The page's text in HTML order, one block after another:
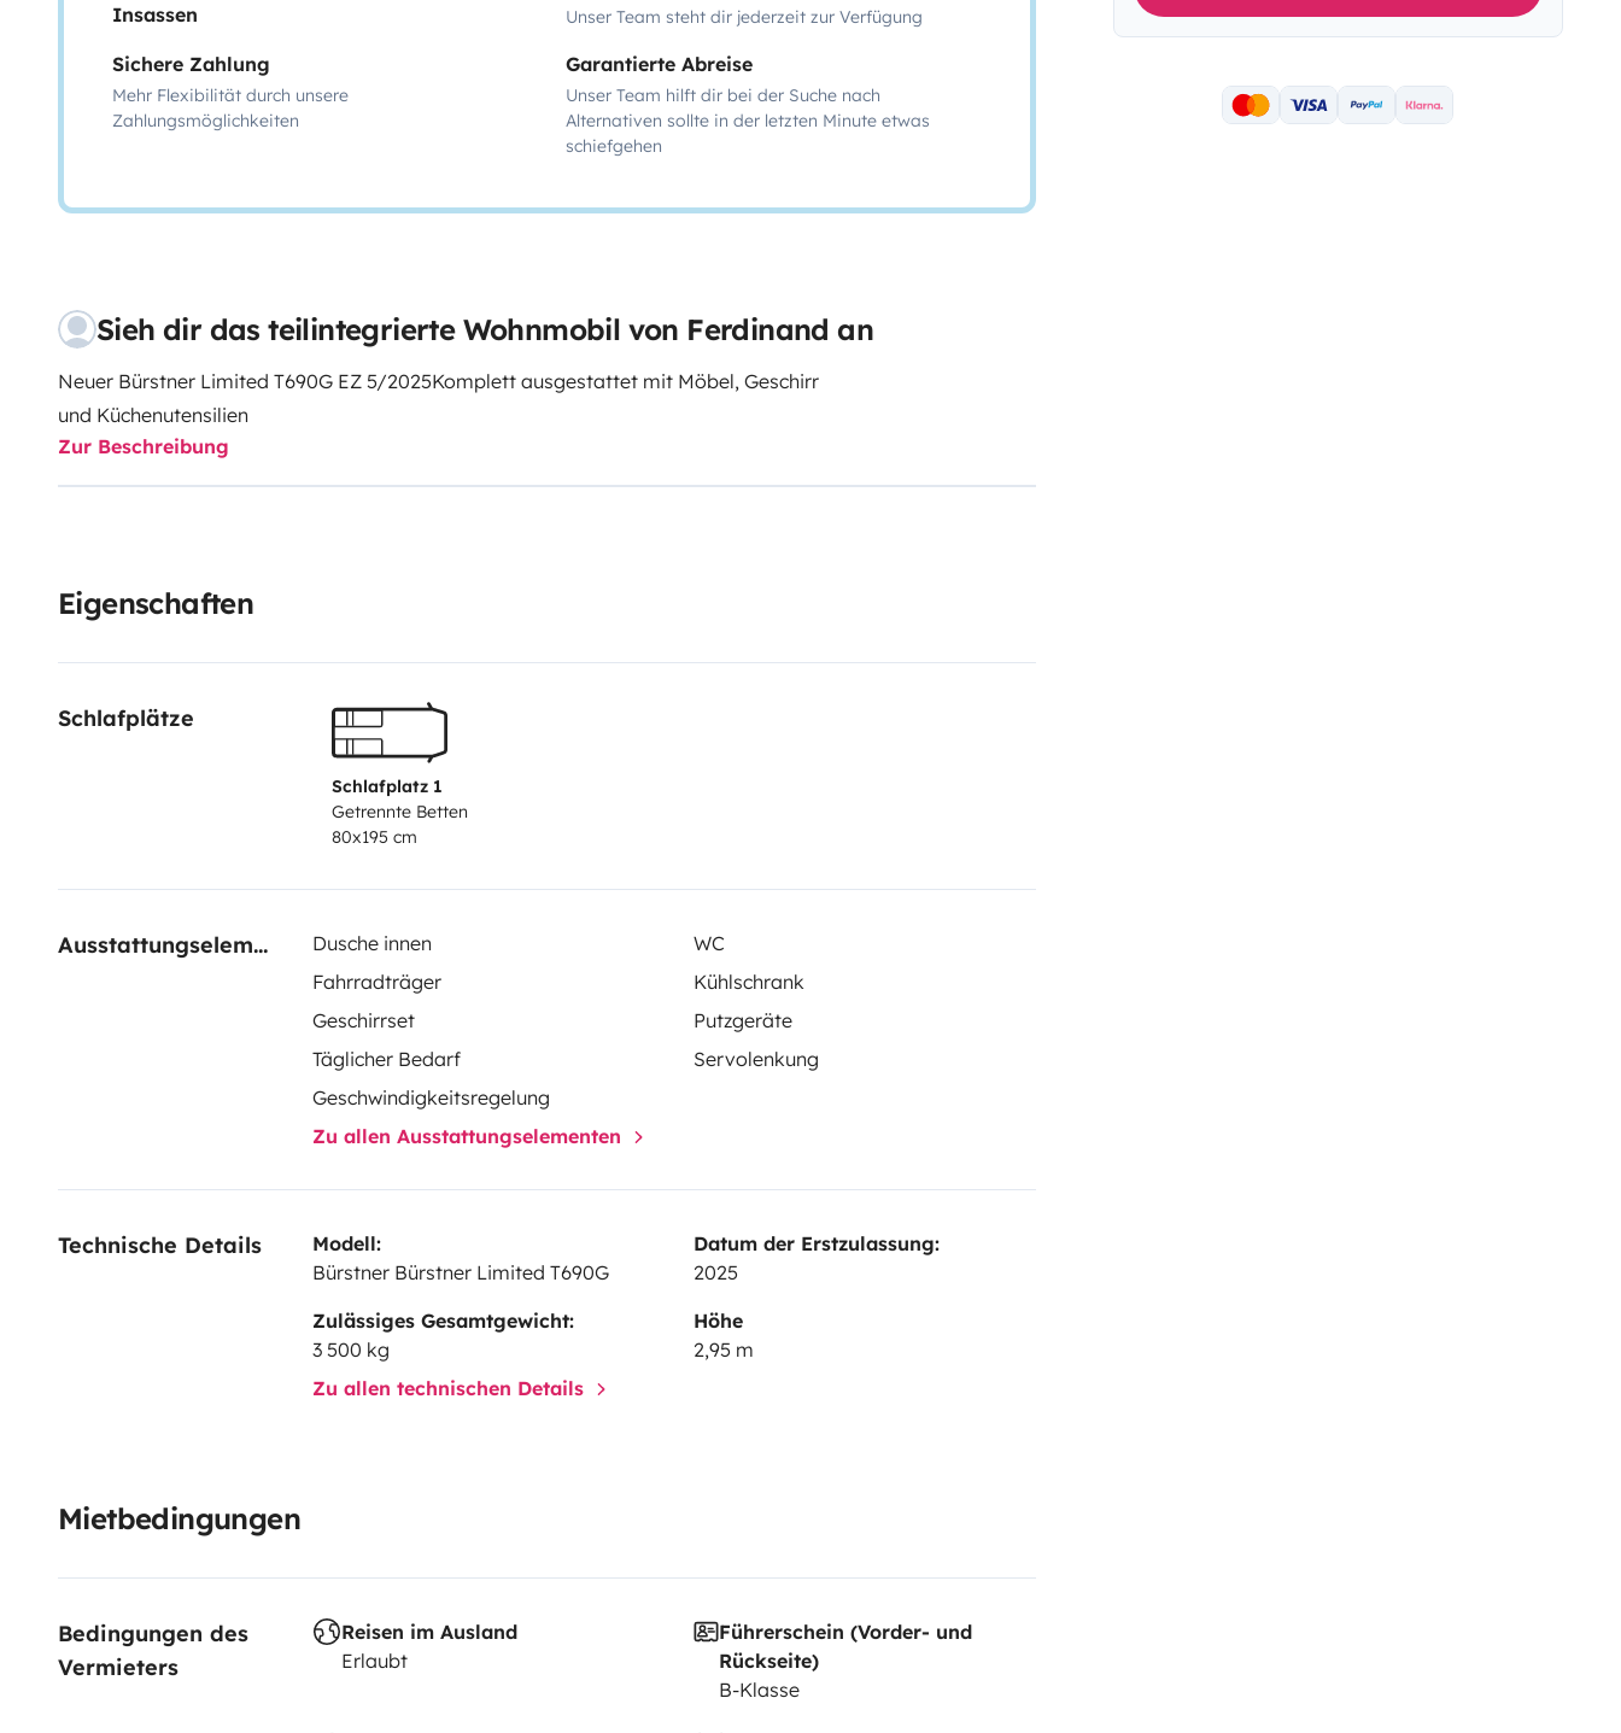
Insassen
Unser Team steht dir jederzeit zur Verfügung
Sichere Zahlung
Mehr Flexibilität durch unsere
Zahlungsmöglichkeiten
Garantierte Abreise
Unser Team hilft dir bei der Suche nach
Alternativen sollte in der letzten Minute etwas
schiefgehen
Sieh dir das teilintegrierte Wohnmobil von Ferdinand an
Neuer Bürstner Limited T690G EZ 5/2025Komplett ausgestattet mit Möbel, Geschirr
und Küchenutensilien
Zur Beschreibung
Eigenschaften
Schlafplätze
Schlafplatz 1
Getrennte Betten
80x195 cm
Ausstattungselemente Dusche innen
WC
Fahrradträger
Kühlschrank
Geschirrset
Putzgeräte
Täglicher Bedarf
Servolenkung
Geschwindigkeitsregelung
Zu allen Ausstattungselementen
Technische Details
Modell:
Bürstner Bürstner Limited T690G
Datum der Erstzulassung:
2025
Zulässiges Gesamtgewicht:
3 500 kg
Höhe
2,95 m
Zu allen technischen Details
Mietbedingungen
Bedingungen des
Vermieters
Reisen im Ausland
Erlaubt
Führerschein (Vorder- und
Rückseite)
B-Klasse